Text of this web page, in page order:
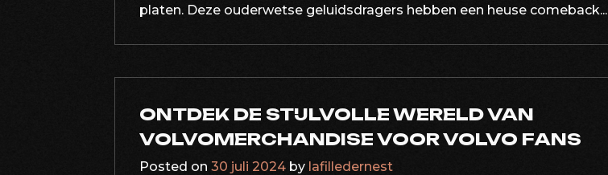
platen. Deze ouderwetse geluidsdragers hebben een heuse comeback...
ONTDEK DE STIJLVOLLE WERELD VAN
VOLVOMERCHANDISE VOOR VOLVO FANS
Posted on 30 juli 2024 by lafilledernest